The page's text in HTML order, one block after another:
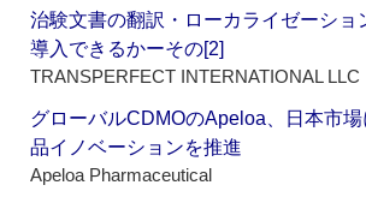
治験文書の翻訳・ローカライゼーショ
導入できるかーその[2]
TRANSPERFECT INTERNATIONAL LLC
グローバルCDMOのApeloa、日本市
品イノベーションを推進
Apeloa Pharmaceutical